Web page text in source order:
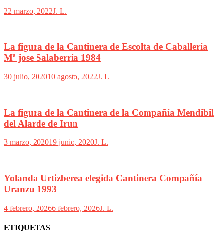
22 marzo, 2022J. L.
La figura de la Cantinera de Escolta de Caballería
Mª jose Salaberria 1984
30 julio, 202010 agosto, 2022J. L.
La figura de la Cantinera de la Compañía Mendibil
del Alarde de Irun
3 marzo, 202019 junio, 2020J. L.
Yolanda Urtizberea elegida Cantinera Compañía
Uranzu 1993
4 febrero, 20266 febrero, 2026J. L.
ETIQUETAS